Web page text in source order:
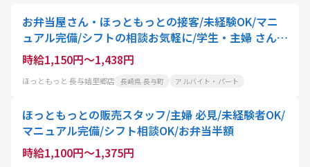
お弁当屋さん・ほっともっとの接客/未経験OK/マニ
ュアル完備/シフトの相談お気軽に/学生・主婦 さん活
躍中
時給1,150円～1,438円
ほっともっと 長与嬉里郷店 長崎県 長与町 アルバイト・パート
ほっともっとの販売スタッフ/主婦 必見/未経験者OK/
マニュアル完備/シフト相談OK/お弁当半額
時給1,100円～1,375円